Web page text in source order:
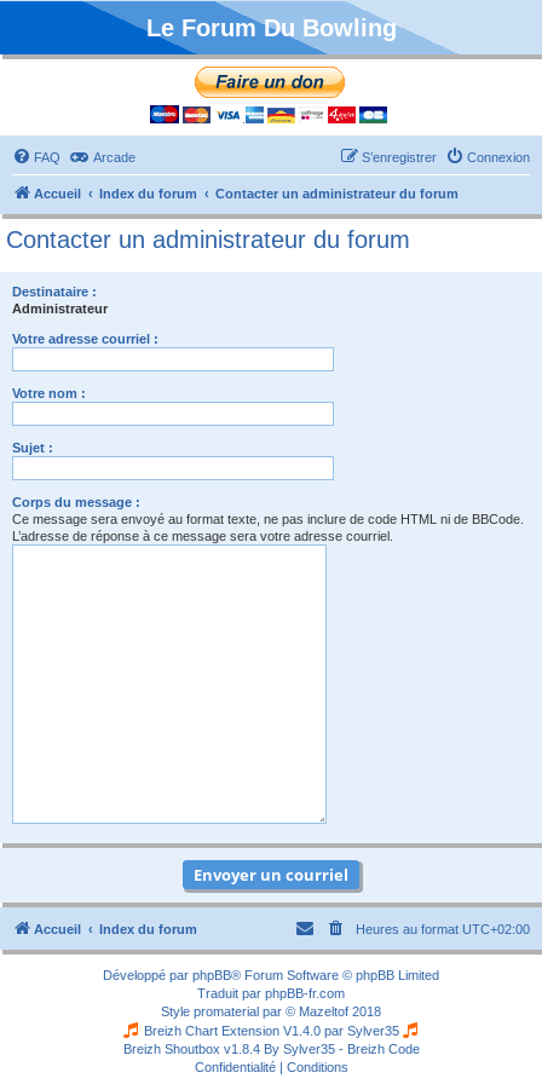
Le Forum Du Bowling
FAQ Arcade Connexion
S’enregistrer
Accueil Index du forum Contacter un administrateur du forum
Contacter un administrateur du forum
Destinataire :
Administrateur
Votre adresse courriel :
Votre nom :
Sujet :
Corps du message :
Ce message sera envoyé au format texte, ne pas inclure de code HTML ni de BBCode.
L’adresse de réponse à ce message sera votre adresse courriel.
Accueil Index du forum Heures au format UTC+02:00
Développé par phpBB® Forum Software © phpBB Limited
Traduit par phpBB-fr.com
Style promaterial par © Mazeltof 2018
Breizh Chart Extension V1.4.0 par Sylver35
Breizh Shoutbox v1.8.4 By Sylver35 - Breizh Code
Confidentialité| Conditions